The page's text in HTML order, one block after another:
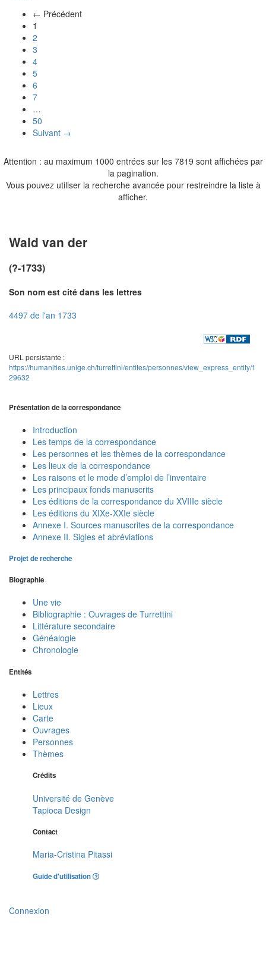
← Précédent
1
2
3
4
5
6
7
…
50
Suivant →
Attention : au maximum 1000 entrées sur les 7819 sont affichées par
la pagination.
Vous pouvez utiliser la recherche avancée pour restreindre la liste à
afficher.
Wald van der
(?-1733)
Son nom est cité dans les lettres
4497 de l'an 1733
URL persistante :
https://humanities.unige.ch/turrettini/entites/personnes/view_express_entity/1
29632
Présentation de la correspondance
Introduction
Les temps de la correspondance
Les personnes et les thèmes de la correspondance
Les lieux de la correspondance
Les raisons et le mode d’emploi de l’inventaire
Les principaux fonds manuscrits
Les éditions de la correspondance du XVIIIe siècle
Les éditions du XIXe-XXIe siècle
Annexe I. Sources manuscrites de la correspondance
Annexe II. Sigles et abréviations
Projet de recherche
Biographie
Une vie
Bibliographie : Ouvrages de Turrettini
Littérature secondaire
Généalogie
Chronologie
Entités
Lettres
Lieux
Carte
Ouvrages
Personnes
Thèmes
Crédits
Université de Genève
Tapioca Design
Contact
Maria-Cristina Pitassi
Guide d'utilisation
Connexion